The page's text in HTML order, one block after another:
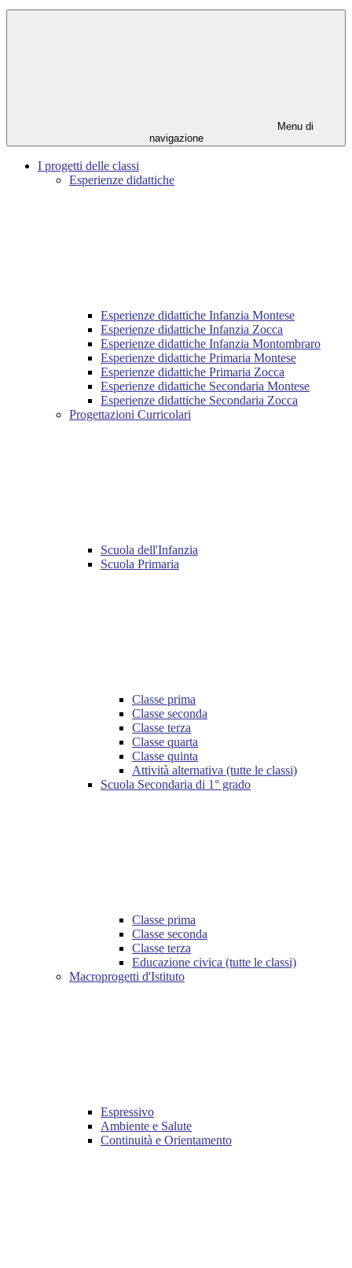
Menu di
navigazione
I progetti delle classi
Esperienze didattiche
Esperienze didattiche Infanzia Montese
Esperienze didattiche Infanzia Zocca
Esperienze didattiche Infanzia Montombraro
Esperienze didattiche Primaria Montese
Esperienze didattiche Primaria Zocca
Esperienze didattiche Secondaria Montese
Esperienze didattiche Secondaria Zocca
Progettazioni Curricolari
Scuola dell'Infanzia
Scuola Primaria
Classe prima
Classe seconda
Classe terza
Classe quarta
Classe quinta
Attività alternativa (tutte le classi)
Scuola Secondaria di 1° grado
Classe prima
Classe seconda
Classe terza
Educazione civica (tutte le classi)
Macroprogetti d'Istituto
Espressivo
Ambiente e Salute
Continuità e Orientamento